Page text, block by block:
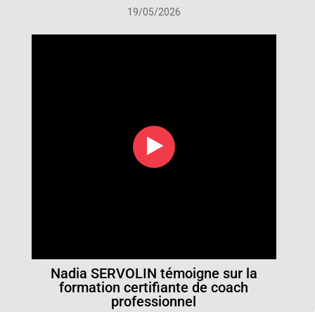
19/05/2026
‣
Nadia SERVOLIN témoigne sur la
formation certifiante de coach
professionnel